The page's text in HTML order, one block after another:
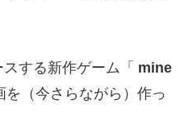
する新作ゲーム「 mine
を（今さらながら）作っ